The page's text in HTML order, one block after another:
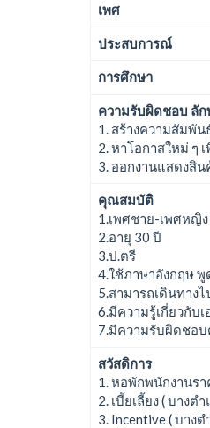
เพศ
ประสบการณ์
การศึกษา
ความรับผิดชอบ ลั
1. สร้างความสัมพั
2. หาโอกาสใหม่ ๆ
3. ออกงานแสดงสิน
คุณสมบัติ
1.เพศชาย-เพศหญิง
2.อายุ 30 ปี
3.ป.ตรี
4.ใช้ภาษาอังกฤษ พู
5.สามารถเดินทาง
6.มีความรู้เกี่ยวกับ
7.มีความรับผิดชอ
สวัสดิการ
1. หอพักพนักงานรา
2. เบี้ยเลี้ยง ( บางต
3. Incentive ( บาง